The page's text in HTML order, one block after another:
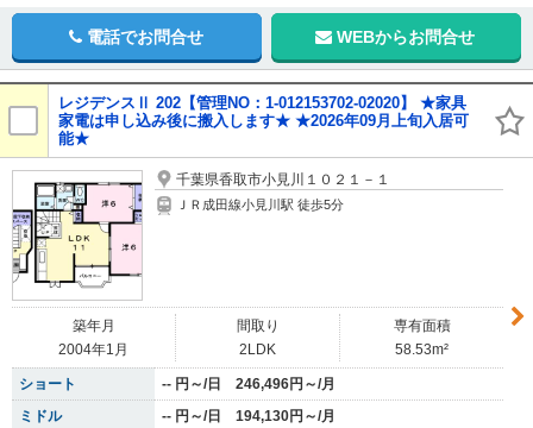
電話でお問合せ WEBからお問合せ
レジデンスⅡ 202【管理NO：1-012153702-02020】 ★家具
家電は申し込み後に搬入します★ ★2026年09月上旬入居可
能★
千葉県香取市小見川１０２１－１
ＪＲ成田線小見川駅 徒歩5分
築年月
2004年1月
間取り
2LDK
専有面積
58.53m²
ショート
-- 円～/日 246,496円～/月
ミドル
-- 円～/日 194,130円～/月